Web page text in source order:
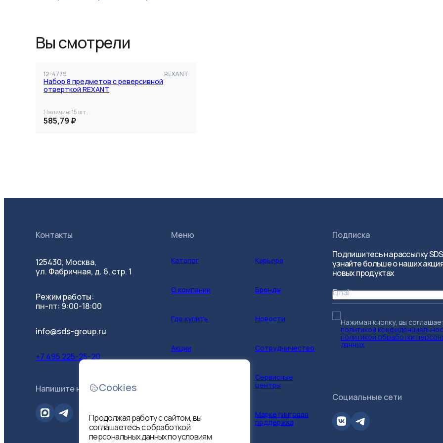
Вы смотрели
12-4779 REXANT
Набор 8 предметов с реверсивной
отверткой REXANT
Наличие:15 шт.
585,79 ₽
Контакты
125430, Москва,
ул. Фабричная, д. 6, стр. 1
Режим работы:
пн-пт: 9:00-18:00
info@sds-group.ru
+7 495 225-25-20
Напишите нам
Меню
Каталог Карьера
О компании Бренды
Где купить Новости
Акции Сотрудничество
Сервисные
центры
B2B-портал
Маркетинговая
поддержка
Подписка
Подпишитесь на рассылку
узнайте больше о наших
новых продуктах
Email
Нажимая кнопку, вы
политикой
политикой обработки
данных
Социальные сети
Cookies
Продолжая работу с сайтом, вы
соглашаетесь с обработкой
персональных данных по условиям